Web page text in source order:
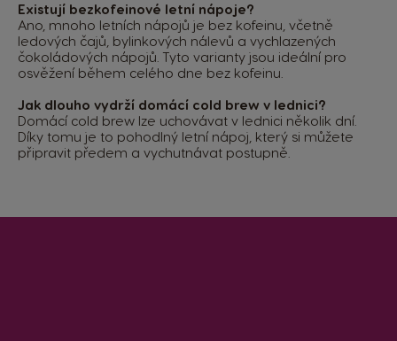
Existují bezkofeinové letní nápoje?
Ano, mnoho letních nápojů je bez kofeinu, včetně
ledových čajů, bylinkových nálevů a vychlazených
čokoládových nápojů. Tyto varianty jsou ideální pro
osvěžení během celého dne bez kofeinu.
Jak dlouho vydrží domácí cold brew v lednici?
Domácí cold brew lze uchovávat v lednici několik dní.
Díky tomu je to pohodlný letní nápoj, který si můžete
připravit předem a vychutnávat postupně.